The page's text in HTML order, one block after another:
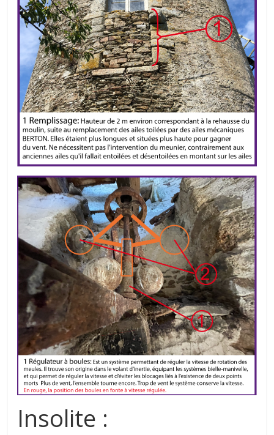
Insolite :